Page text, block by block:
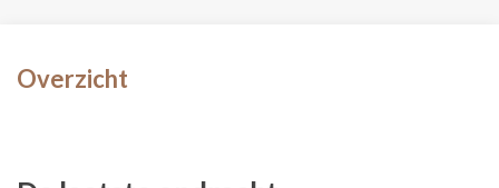
Overzicht